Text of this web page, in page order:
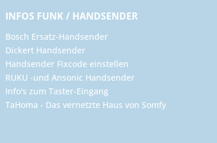
INFOS FUNK / HANDSENDER
Bosch Ersatz-Handsender
Dickert Handsender
Handsender Fixcode einstellen
RUKU -und Ansonic Handsender
Info's zum Taster-Eingang
TaHoma - Das vernetzte Haus von Somfy